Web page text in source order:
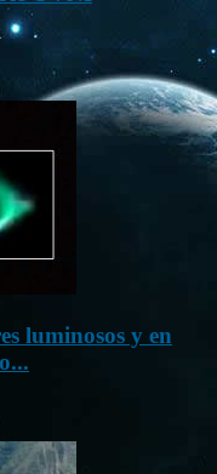
luminosos y en